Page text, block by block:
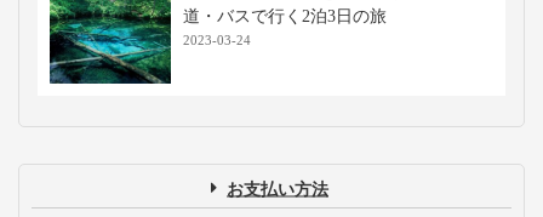
道・バスで行く2泊3日の旅
2023-03-24
お支払い方法